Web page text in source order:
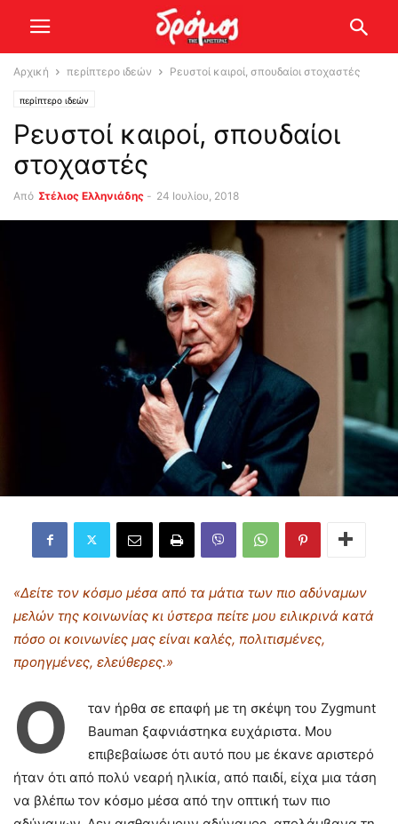
Αρχική περίπτερο ιδεών Ρευστοί καιροί, σπουδαίοι στοχαστές
περίπτερο ιδεών
Ρευστοί καιροί, σπουδαίοι
στοχαστές
Από Στέλιος Ελληνιάδης - 24 Ιουλίου, 2018
«Δείτε τον κόσμο μέσα από τα μάτια των πιο αδύναμων
μελών της κοινωνίας κι ύστερα πείτε μου ειλικρινά κατά
πόσο οι κοινωνίες μας είναι καλές, πολιτισμένες,
προηγμένες, ελεύθερες.»
Ό
ταν ήρθα σε επαφή με τη σκέψη του Zygmunt
Bauman ξαφνιάστηκα ευχάριστα. Μου
επιβεβαίωσε ότι αυτό που με έκανε αριστερό
ήταν ότι από πολύ νεαρή ηλικία, από παιδί, είχα μια τάση
να βλέπω τον κόσμο μέσα από την οπτική των πιο